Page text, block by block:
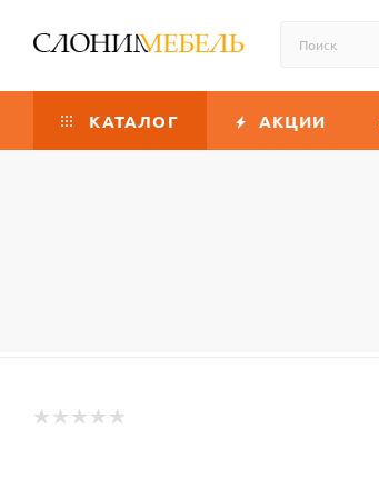
КАТАЛОГ АКЦИИ